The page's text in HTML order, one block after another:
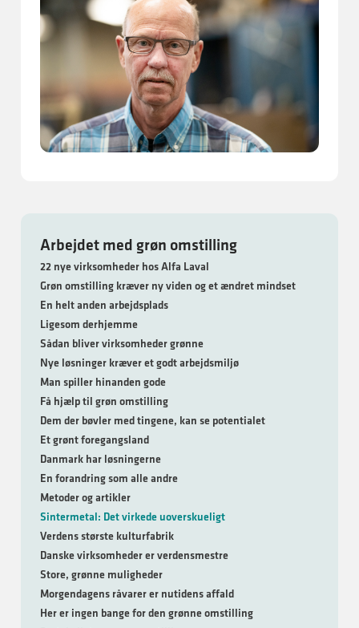
Arbejdet med grøn omstilling
22 nye virksomheder hos Alfa Laval
Grøn omstilling kræver ny viden og et ændret mindset
En helt anden arbejdsplads
Ligesom derhjemme
Sådan bliver virksomheder grønne
Nye løsninger kræver et godt arbejdsmiljø
Man spiller hinanden gode
Få hjælp til grøn omstilling
Dem der bøvler med tingene, kan se potentialet
Et grønt foregangsland
Danmark har løsningerne
En forandring som alle andre
Metoder og artikler
Sintermetal: Det virkede uoverskueligt
Verdens største kulturfabrik
Danske virksomheder er verdensmestre
Store, grønne muligheder
Morgendagens råvarer er nutidens affald
Her er ingen bange for den grønne omstilling